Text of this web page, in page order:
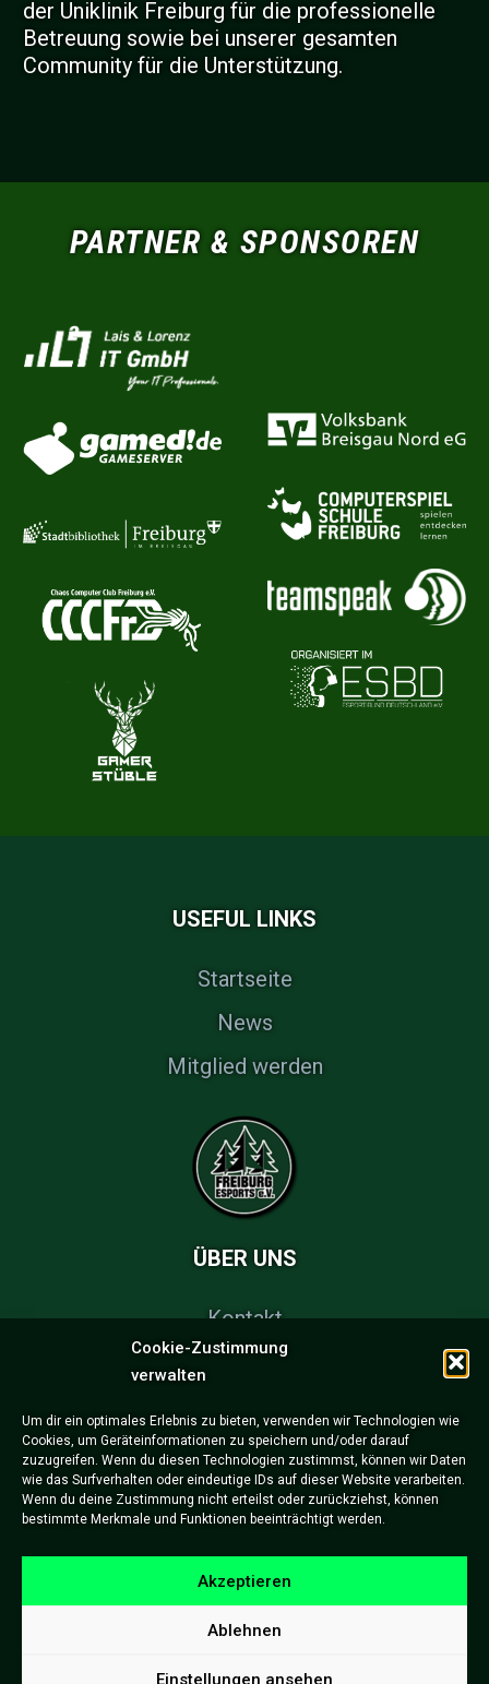
Cookie-Zustimmung
verwalten
Um dir ein optimales Erlebnis zu bieten, verwenden wir Technologien wie
Cookies, um Geräteinformationen zu speichern und/oder darauf
zuzugreifen. Wenn du diesen Technologien zustimmst, können wir Daten
wie das Surfverhalten oder eindeutige IDs auf dieser Website verarbeiten.
Wenn du deine Zustimmung nicht erteilst oder zurückziehst, können
bestimmte Merkmale und Funktionen beeinträchtigt werden.
Akzeptieren
Ablehnen
Einstellungen ansehen
der Uniklinik Freiburg für die professionelle
Betreuung sowie bei unserer gesamten
Community für die Unterstützung.
PARTNER & SPONSOREN
USEFUL LINKS
Startseite
News
Mitglied werden
ÜBER UNS
Kontakt
FAQs
Impressum
Datenschutzerklärung